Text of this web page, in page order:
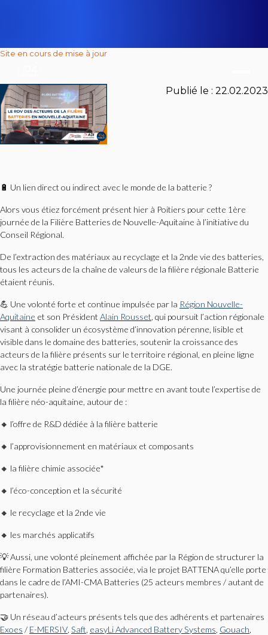
Site en cours de mise à jour
Publié le : 22.02.2023
🔋 Un lien direct ou indirect avec le monde de la batterie ?
Alors vous étiez forcément présent hier à Poitiers pour cette 1ère
journée de la Filière Batteries de Nouvelle-Aquitaine à l’initiative du
Conseil Régional.
De l’extraction des matériaux au recyclage et la 2nde vie des batteries,
tous les acteurs de la chaîne de valeurs de la filière régionale Batterie
étaient réunis.
💪 Une volonté forte et continue impulsée par la Région Nouvelle-
Aquitaine et son Président Alain Rousset, qui poursuit l’action régionale
visant à consolider un écosystème d’innovation pérenne, lisible et
visible dans le domaine des batteries, soutenir la croissance des
acteurs de la filière présents sur le territoire régional, en pleine ligne
avec la stratégie batterie nationale de la DGE.
Une journée pleine d’énergie pour mettre en avant toute l’expertise de
la filière néo-aquitaine, autour de :
🔸 l’offre de R&D dédiée à la filière batterie
🔸 l’approvisionnement en matériaux et composants
🔸 la filière chimie associée*
🔸 l’éco-conception et la sécurité
🔸 le recyclage et la 2nde vie
🔸 les marchés applicatifs
💡 Aussi, une volonté pleinement affichée par la Région de structurer la
filière Formation Batteries associée, via le projet BATTENA qu’elle porte
dans le cadre de l’AMI-CMA Batteries (25 acteurs membres / autant de
partenaires).
🤝 Un réseau d’acteurs présents tels que des adhérents et partenaires
Exoes / E-MERSIV, Saft, easyLi Advanced Battery Systems, Gouach,